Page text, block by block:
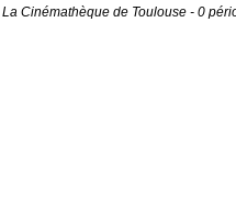
La Cinémathèque de Toulouse - 0